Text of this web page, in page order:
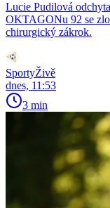
Lucie Pudilová
OKTAGONu 92 se
chirurgický zákrok.
SportyŽivě
dnes, 11:53
3 min